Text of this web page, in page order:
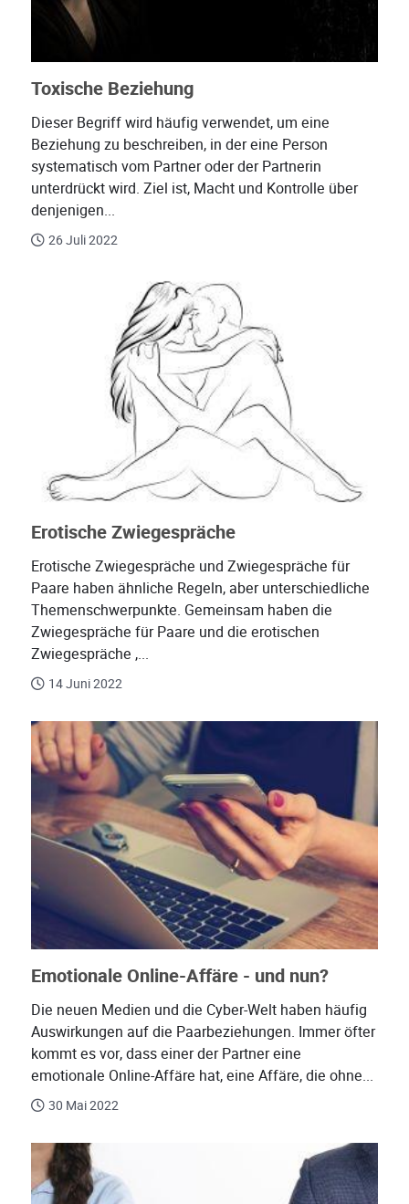
Toxische Beziehung
Dieser Begriff wird häufig verwendet, um eine
Beziehung zu beschreiben, in der eine Person
systematisch vom Partner oder der Partnerin
unterdrückt wird. Ziel ist, Macht und Kontrolle über
denjenigen...
26 Juli 2022
Erotische Zwiegespräche
Erotische Zwiegespräche und Zwiegespräche für
Paare haben ähnliche Regeln, aber unterschiedliche
Themenschwerpunkte. Gemeinsam haben die
Zwiegespräche für Paare und die erotischen
Zwiegespräche ,...
14 Juni 2022
Emotionale Online-Affäre - und nun?
Die neuen Medien und die Cyber-Welt haben häufig
Auswirkungen auf die Paarbeziehungen. Immer öfter
kommt es vor, dass einer der Partner eine
emotionale Online-Affäre hat, eine Affäre, die ohne...
30 Mai 2022